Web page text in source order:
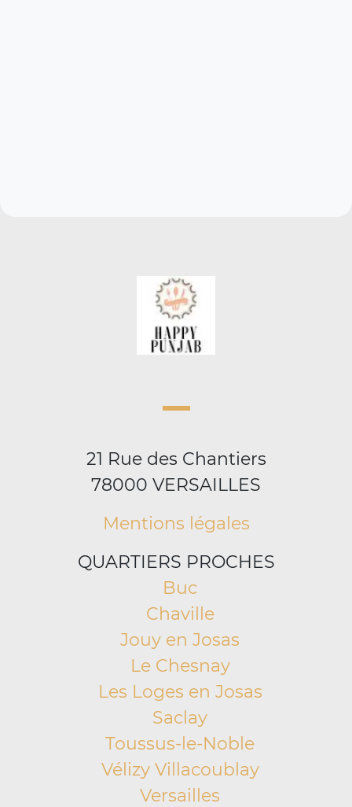
21 Rue des Chantiers
78000 VERSAILLES
Mentions légales
QUARTIERS PROCHES
Buc
Chaville
Jouy en Josas
Le Chesnay
Les Loges en Josas
Saclay
Toussus-le-Noble
Vélizy Villacoublay
Versailles